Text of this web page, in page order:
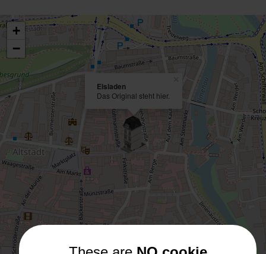
Eisladen
Das Original steht hier.
+
−